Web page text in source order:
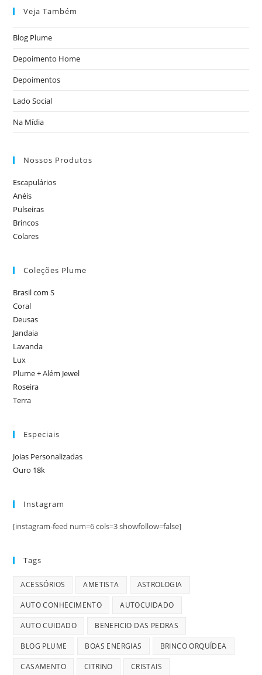
Veja Também
Blog Plume
Depoimento Home
Depoimentos
Lado Social
Na Mídia
Nossos Produtos
Escapulários
Anéis
Pulseiras
Brincos
Colares
Coleções Plume
Brasil com S
Coral
Deusas
Jandaia
Lavanda
Lux
Plume + Além Jewel
Roseira
Terra
Especiais
Joias Personalizadas
Ouro 18k
Instagram
[instagram-feed num=6 cols=3 showfollow=false]
Tags
ACESSÓRIOS AMETISTA ASTROLOGIA
AUTO CONHECIMENTO AUTOCUIDADO
AUTO CUIDADO BENEFICIO DAS PEDRAS
BLOG PLUME BOAS ENERGIAS BRINCO ORQUÍDEA
CASAMENTO CITRINO CRISTAIS